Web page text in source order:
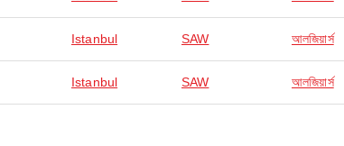
Istanbul SAW আলজিয়ার্স
Istanbul SAW আলজিয়ার্স